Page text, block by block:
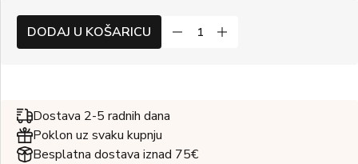
DODAJ U KOŠARICU
Dostava 2-5 radnih dana
Poklon uz svaku kupnju
Besplatna dostava iznad 75€